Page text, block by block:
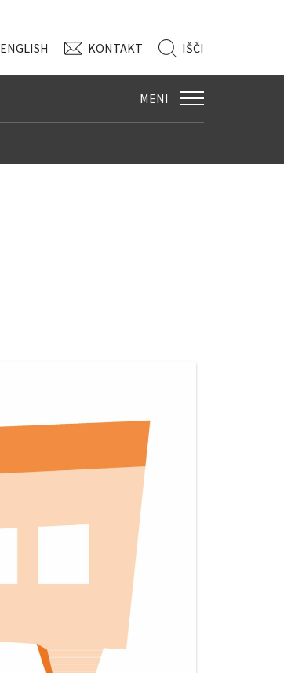
ENGLISH KONTAKT IŠČI
MENI